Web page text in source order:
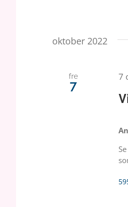
oktober 2022
fre
7
7